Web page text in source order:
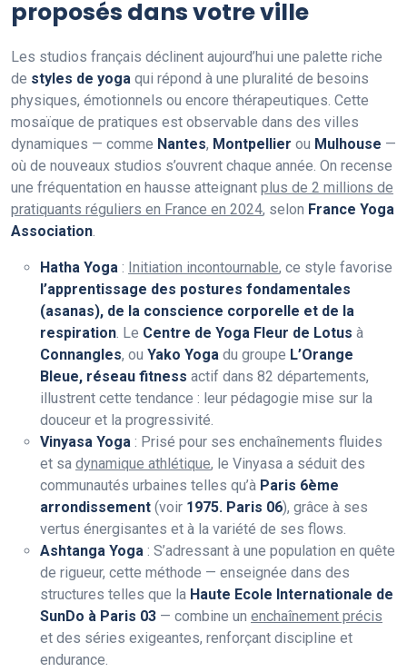
proposés dans votre ville
Les studios français déclinent aujourd’hui une palette riche
de styles de yoga qui répond à une pluralité de besoins
physiques, émotionnels ou encore thérapeutiques. Cette
mosaïque de pratiques est observable dans des villes
dynamiques — comme Nantes, Montpellier ou Mulhouse —
où de nouveaux studios s’ouvrent chaque année. On recense
une fréquentation en hausse atteignant plus de 2 millions de
pratiquants réguliers en France en 2024, selon France Yoga
Association.
Hatha Yoga : Initiation incontournable, ce style favorise
l’apprentissage des postures fondamentales
(asanas), de la conscience corporelle et de la
respiration. Le Centre de Yoga Fleur de Lotus à
Connangles, ou Yako Yoga du groupe L’Orange
Bleue, réseau fitness actif dans 82 départements,
illustrent cette tendance : leur pédagogie mise sur la
douceur et la progressivité.
Vinyasa Yoga : Prisé pour ses enchaînements fluides
et sa dynamique athlétique, le Vinyasa a séduit des
communautés urbaines telles qu’à Paris 6ème
arrondissement (voir 1975. Paris 06), grâce à ses
vertus énergisantes et à la variété de ses flows.
Ashtanga Yoga : S’adressant à une population en quête
de rigueur, cette méthode — enseignée dans des
structures telles que la Haute Ecole Internationale de
SunDo à Paris 03 — combine un enchaînement précis
et des séries exigeantes, renforçant discipline et
endurance.